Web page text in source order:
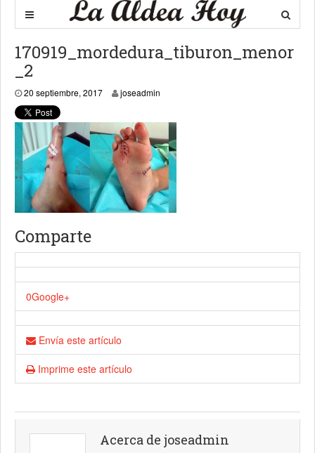
170919_mordedura_tiburon_menor
_2
20 septiembre, 2017 joseadmin
Comparte
0Google+
Envía este artículo
Imprime este artículo
Acerca de joseadmin